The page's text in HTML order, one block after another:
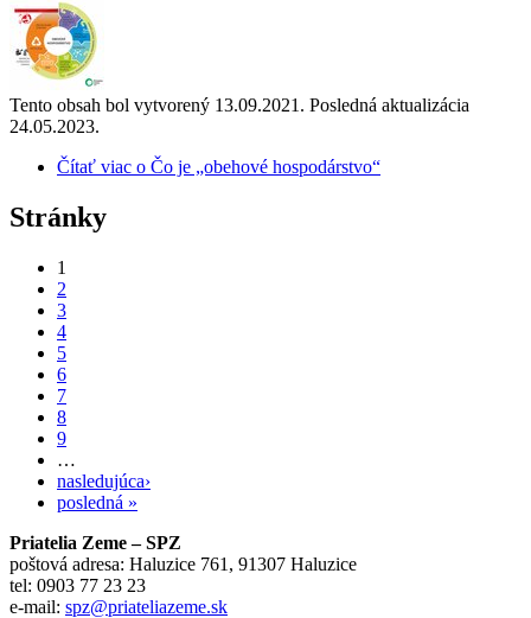
Tento obsah bol vytvorený 13.09.2021. Posledná aktualizácia
24.05.2023.
Čítať viac o Čo je „obehové hospodárstvo“
Stránky
1
2
3
4
5
6
7
8
9
…
nasledujúca›
posledná »
Priatelia Zeme – SPZ
poštová adresa: Haluzice 761, 91307 Haluzice
tel: 0903 77 23 23
e-mail: spz@priateliazeme.sk